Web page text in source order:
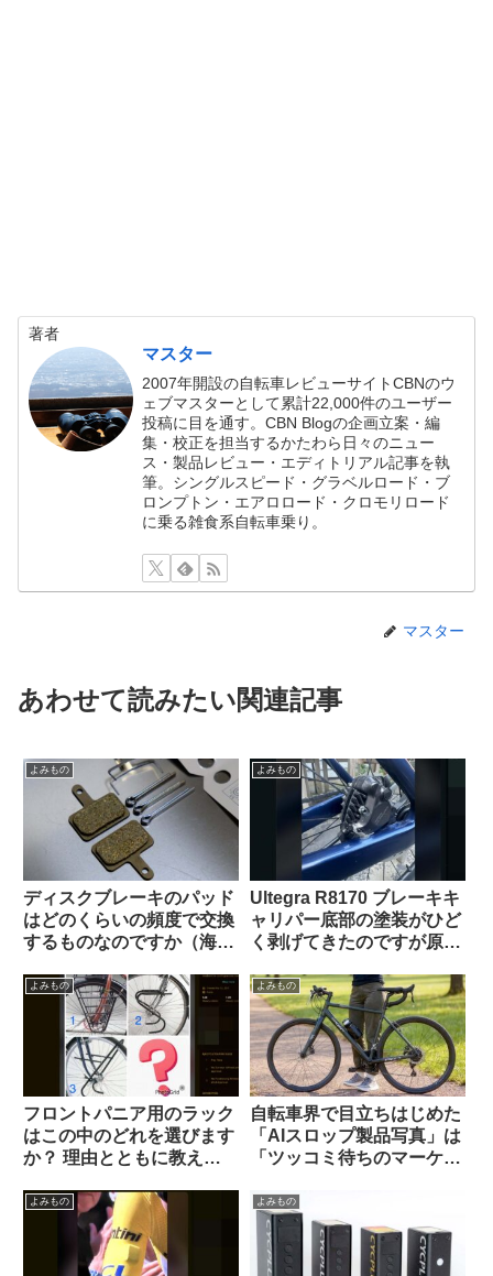
著者
マスター
2007年開設の自転車レビューサイトCBNのウ
ェブマスターとして累計22,000件のユーザー
投稿に目を通す。CBN Blogの企画立案・編
集・校正を担当するかたわら日々のニュー
ス・製品レビュー・エディトリアル記事を執
筆。シングルスピード・グラベルロード・ブ
ロンプトン・エアロロード・クロモリロード
に乗る雑食系自転車乗り。
マスター
あわせて読みたい関連記事
よみもの
ディスクブレーキのパッド
はどのくらいの頻度で交換
するものなのですか（海外
よみもの
Ultegra R8170 ブレーキキ
ャリパー底部の塗装がひど
く剥げてきたのですが原因
板から）【ガルバニック腐
食・異種金属接触腐食】
よみもの
フロントパニア用のラック
はこの中のどれを選びます
か？ 理由とともに教えて
ら）
よみもの
自転車界で目立ちはじめた
「AIスロップ製品写真」は
「ツッコミ待ちのマーケテ
Van Rysel】
よみもの よみもの